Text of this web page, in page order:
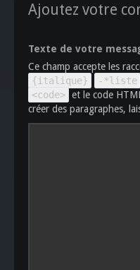
Ajoutez votre
Texte de votre
Ce champ accepte les
{italique}
-*liste
<code> et le code
créer des paragraphes,